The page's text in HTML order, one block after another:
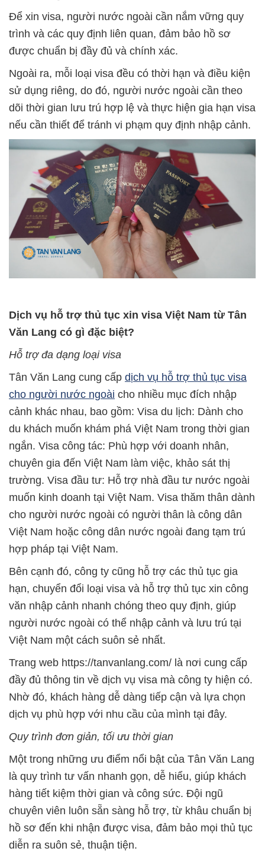
Để xin visa, người nước ngoài cần nắm vững quy
trình và các quy định liên quan, đảm bảo hồ sơ
được chuẩn bị đầy đủ và chính xác.
Ngoài ra, mỗi loại visa đều có thời hạn và điều kiện
sử dụng riêng, do đó, người nước ngoài cần theo
dõi thời gian lưu trú hợp lệ và thực hiện gia hạn visa
nếu cần thiết để tránh vi phạm quy định nhập cảnh.
Dịch vụ hỗ trợ thủ tục xin visa Việt Nam từ Tân
Văn Lang có gì đặc biệt?
Hỗ trợđa dạng loại visa
Tân Văn Lang cung cấp dịch vụ hỗ trợ thủ tục visa
cho người nước ngoài cho nhiều mục đích nhập
cảnh khác nhau, bao gồm: Visa du lịch: Dành cho
du khách muốn khám phá Việt Nam trong thời gian
ngắn. Visa công tác: Phù hợp với doanh nhân,
chuyên gia đến Việt Nam làm việc, khảo sát thị
trường. Visa đầu tư: Hỗ trợ nhà đầu tư nước ngoài
muốn kinh doanh tại Việt Nam. Visa thăm thân dành
cho người nước ngoài có người thân là công dân
Việt Nam hoặc công dân nước ngoài đang tạm trú
hợp pháp tại Việt Nam.
Bên cạnh đó, công ty cũng hỗ trợ các thủ tục gia
hạn, chuyển đổi loại visa và hỗ trợ thủ tục xin công
văn nhập cảnh nhanh chóng theo quy định, giúp
người nước ngoài có thể nhập cảnh và lưu trú tại
Việt Nam một cách suôn sẻ nhất.
Trang web https://tanvanlang.com/ là nơi cung cấp
đầy đủ thông tin về dịch vụ visa mà công ty hiện có.
Nhờ đó, khách hàng dễ dàng tiếp cận và lựa chọn
dịch vụ phù hợp với nhu cầu của mình tại đây.
Quy trình đơn giản, tối ưu thời gian
Một trong những ưu điểm nổi bật của Tân Văn Lang
là quy trình tư vấn nhanh gọn, dễ hiểu, giúp khách
hàng tiết kiệm thời gian và công sức. Đội ngũ
chuyên viên luôn sẵn sàng hỗ trợ, từ khâu chuẩn bị
hồ sơ đến khi nhận được visa, đảm bảo mọi thủ tục
diễn ra suôn sẻ, thuận tiện.